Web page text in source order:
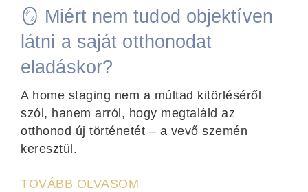
🪞 Miért nem tudod objektíven
látni a saját otthonodat
eladáskor?
A home staging nem a múltad kitörléséről
szól, hanem arról, hogy megtaláld az
otthonod új történetét – a vevő szemén
keresztül.
TOVÁBB OLVASOM